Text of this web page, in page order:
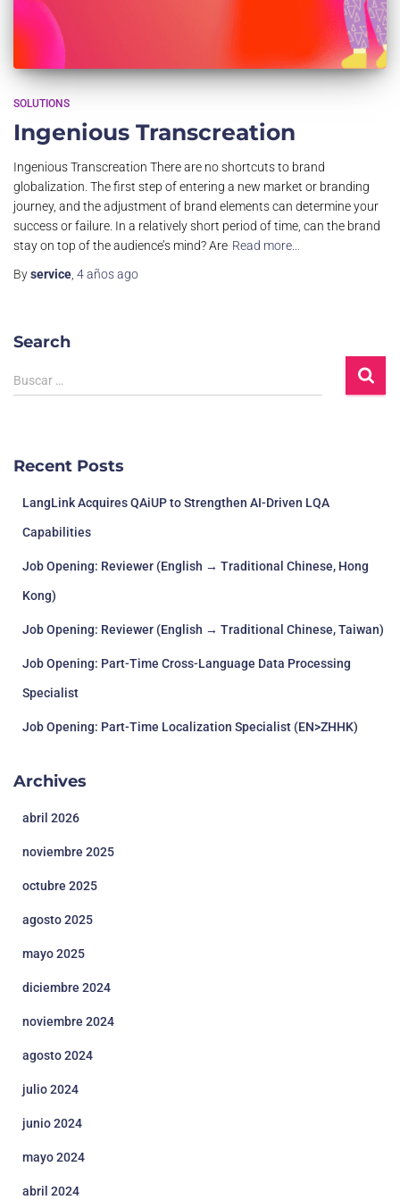
SOLUTIONS
Ingenious Transcreation
Ingenious Transcreation There are no shortcuts to brand
globalization. The first step of entering a new market or branding
journey, and the adjustment of brand elements can determine your
success or failure. In a relatively short period of time, can the brand
stay on top of the audience’s mind? Are Read more…
Byservice 4 añosago
Search
Buscar …
Recent Posts
LangLink Acquires QAiUP to Strengthen AI-Driven LQA
Capabilities
Job Opening: Reviewer (English → Traditional Chinese, Hong
Kong)
Job Opening: Reviewer (English → Traditional Chinese, Taiwan)
Job Opening: Part-Time Cross-Language Data Processing
Specialist
Job Opening: Part-Time Localization Specialist (EN>ZHHK)
Archives
abril 2026
noviembre 2025
octubre 2025
agosto 2025
mayo 2025
diciembre 2024
noviembre 2024
agosto 2024
julio 2024
junio 2024
mayo 2024
abril 2024